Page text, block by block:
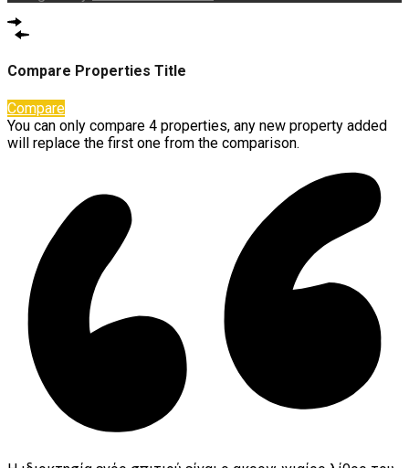
Compare Properties Title
Compare
You can only compare 4 properties, any new property added
will replace the first one from the comparison.